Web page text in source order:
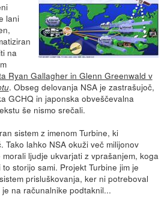
lani
na
Ryan Gallagher in Glenn Greenwald v
. Obseg delovanja NSA je zastrašujoč,
GCHQ in japonska obveščevalna
še nismo srečali.
sistem z imenom Turbine, ki
Tako lahko NSA okuži več milijonov
ljudje ukvarjati z vprašanjem, koga
storijo sami. Projekt Turbine jim je
prisluškovanja, ker ni potreboval
na računalnike podtaknil...